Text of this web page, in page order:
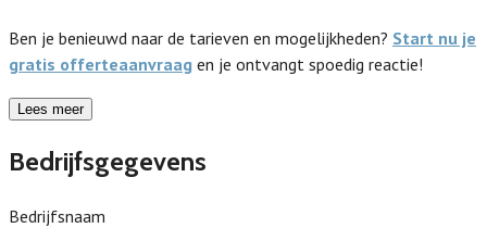
Ben je benieuwd naar de tarieven en mogelijkheden? Start nu je
gratis offerteaanvraag en je ontvangt spoedig reactie!
Lees meer
Bedrijfsgegevens
Bedrijfsnaam